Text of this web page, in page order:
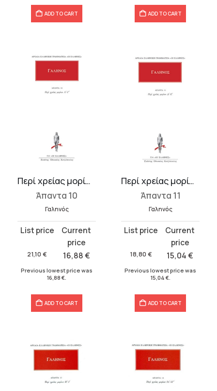
ADD TO CART ADD TO CART
Περί χρείας μορίων Α΄-Γ΄
Άπαντα 10
Γαληνός
21,10 €
Original
was:
21,10 €.
16,88€
Current
16,88 €.
Previous lowest price was
16,88 €.
ADD TO CART
Περί χρείας μορίων Δ΄, Ε΄
Άπαντα 11
Γαληνός
18,80 €
Original
was:
18,80 €.
15,04€
Current
15,04 €.
Previous lowest price was
15,04 €.
ADD TO CART